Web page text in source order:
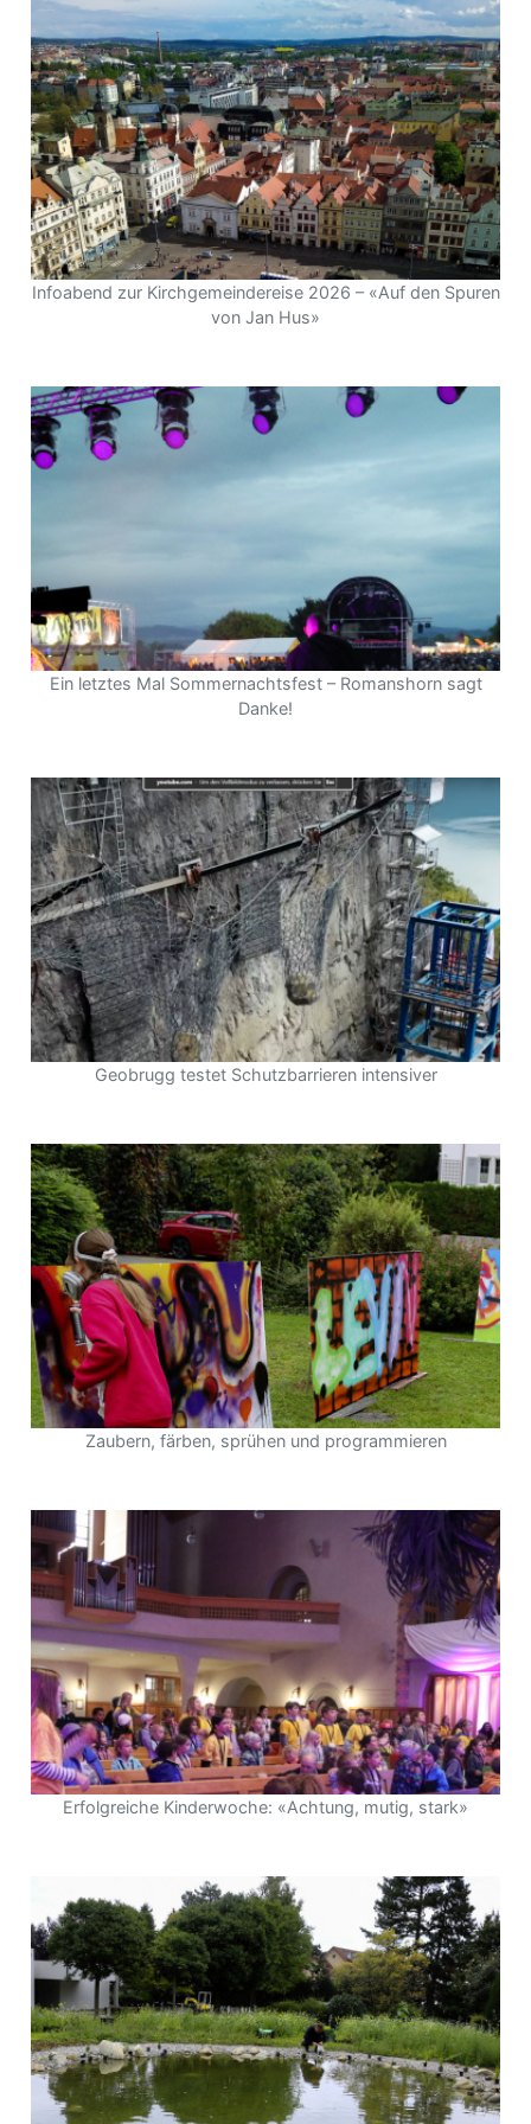
Infoabend zur Kirchgemeindereise 2026 – «Auf den Spuren
von Jan Hus»
Ein letztes Mal Sommernachtsfest – Romanshorn sagt
Danke!
Geobrugg testet Schutzbarrieren intensiver
Zaubern, färben, sprühen und programmieren
Erfolgreiche Kinderwoche: «Achtung, mutig, stark»